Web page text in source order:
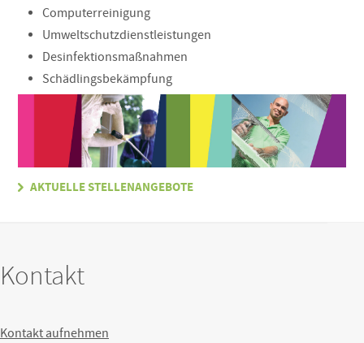
Computerreinigung
Umweltschutzdienstleistungen
Desinfektionsmaßnahmen
Schädlingsbekämpfung
AKTUELLE STELLENANGEBOTE
Kontakt
Kontakt aufnehmen